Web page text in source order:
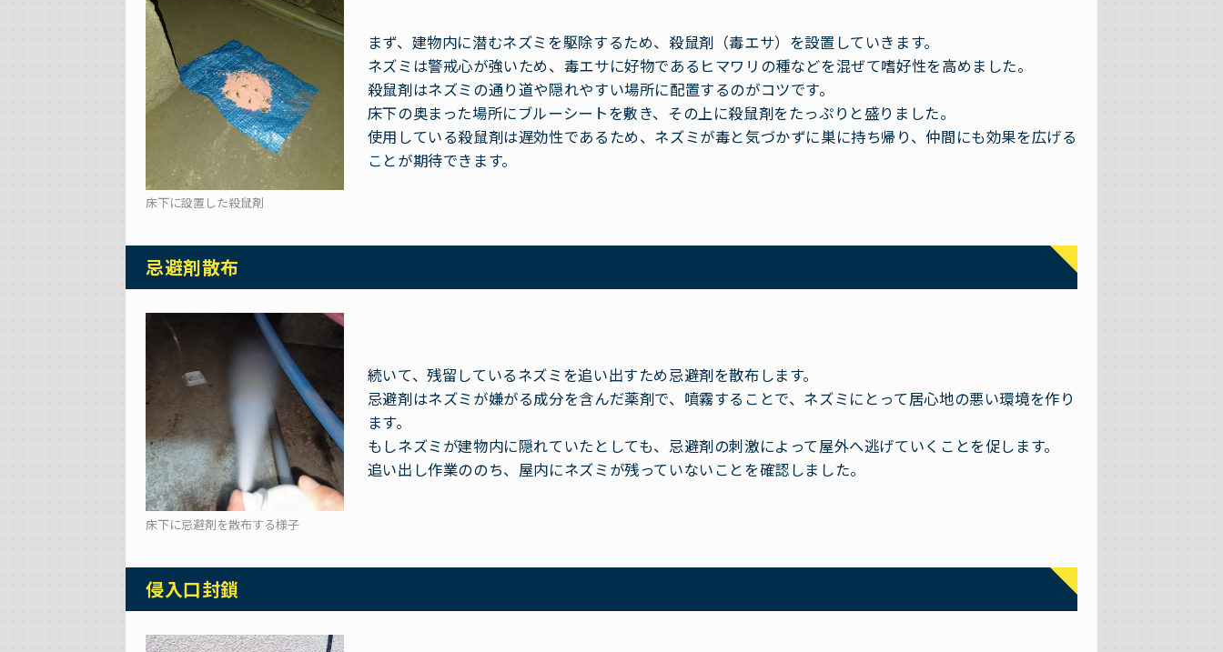
床下に設置した殺鼠剤
まず、建物内に潜むネズミを駆除するため、殺鼠剤（毒エサ）を設置していきます。
ネズミは警戒心が強いため、毒エサに好物であるヒマワリの種などを混ぜて嗜好性を高めました。
殺鼠剤はネズミの通り道や隠れやすい場所に配置するのがコツです。
床下の奥まった場所にブルーシートを敷き、その上に殺鼠剤をたっぷりと盛りました。
使用している殺鼠剤は遅効性であるため、ネズミが毒と気づかずに巣に持ち帰り、仲間にも効果を広げる
ことが期待できます。
忌避剤散布
床下に忌避剤を散布する様子
続いて、残留しているネズミを追い出すため忌避剤を散布します。
忌避剤はネズミが嫌がる成分を含んだ薬剤で、噴霧することで、ネズミにとって居心地の悪い環境を作り
ます。
もしネズミが建物内に隠れていたとしても、忌避剤の刺激によって屋外へ逃げていくことを促します。
追い出し作業ののち、屋内にネズミが残っていないことを確認しました。
侵入口封鎖